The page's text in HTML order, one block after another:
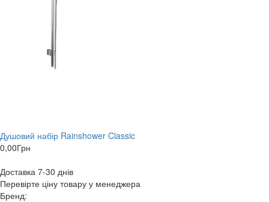
Душовий набір Rainshower Classic
0,00Грн
Доставка 7-30 днів
Перевірте ціну товару у менеджера
Бренд: